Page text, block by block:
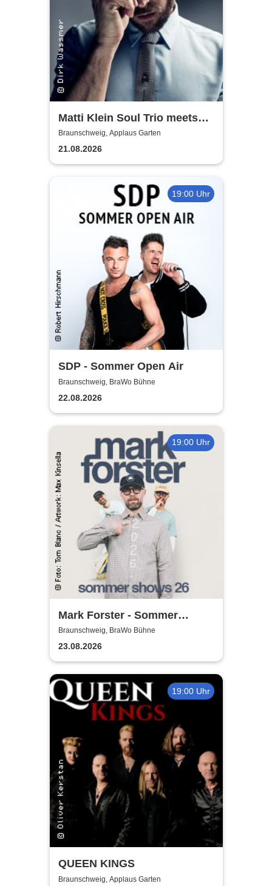
Matti Klein Soul Trio meets
Max Mutzke
Braunschweig, Applaus Garten
21.08.2026
19:00 Uhr
SDP - Sommer Open Air
Braunschweig, BraWo Bühne
22.08.2026
19:00 Uhr
Mark Forster - Sommer
Shows 2026
Braunschweig, BraWo Bühne
23.08.2026
19:00 Uhr
QUEEN KINGS
Braunschweig, Applaus Garten